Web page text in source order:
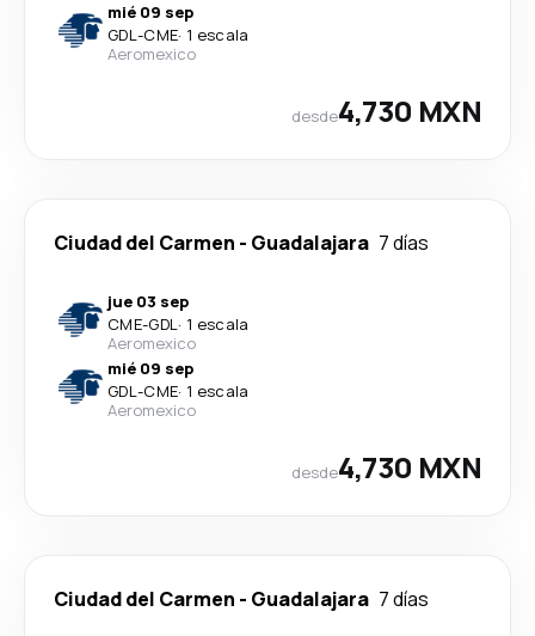
mié 09 sep
GDL-CME· 1 escala
Aeromexico
desde4,730 MXN
Ciudad del Carmen - Guadalajara 7 días
jue 03 sep
CME-GDL· 1 escala
Aeromexico
mié 09 sep
GDL-CME· 1 escala
Aeromexico
desde4,730 MXN
Ciudad del Carmen - Guadalajara 7 días